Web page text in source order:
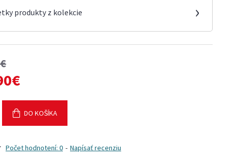
produkty z kolekcie ›
Počet hodnotení: 0 - Napísať recenziu
DO KOŠÍKA